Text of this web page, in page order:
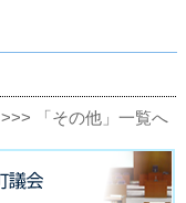
>>> 「その他」一覧へ